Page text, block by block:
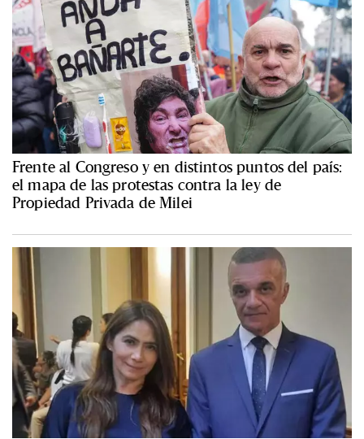
Frente al Congreso y en distintos puntos del país:
el mapa de las protestas contra la ley de
Propiedad Privada de Milei